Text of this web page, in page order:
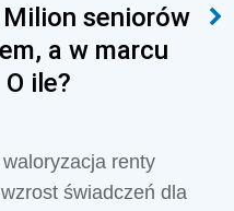
seniorów
a w marcu
ile?
renty
świadczeń dla